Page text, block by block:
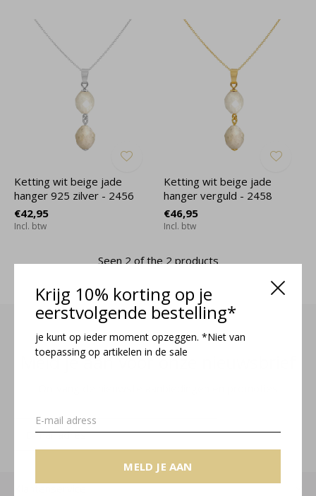
Krijg 10% korting op je
eerstvolgende bestelling*
je kunt op ieder moment opzeggen. *Niet van
toepassing op artikelen in de sale
MELD JE AAN
Ketting wit beige jade
hanger 925 zilver - 2456
€42,95
Incl. btw
Ketting wit beige jade
hanger verguld - 2458
€46,95
Incl. btw
Seen 2 of the 2 products
Meld je aan voor onze nieuwsbrief
MELD JE AAN
Klantenservice